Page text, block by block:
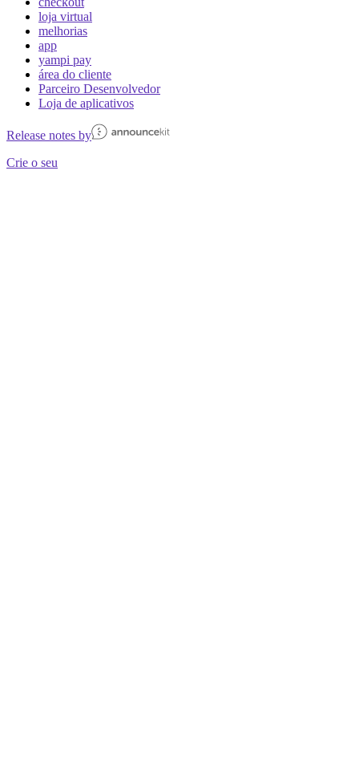
loja virtual
melhorias
app
yampi pay
área do cliente
Parceiro Desenvolvedor
Loja de aplicativos
Release notes by
Crie o seu